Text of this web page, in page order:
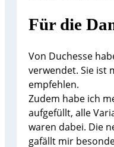
Für die
Von Duchesse
verwendet. Sie ist
empfehlen.
Zudem habe ich
aufgefüllt, alle
waren dabei. Die
gafällt mir